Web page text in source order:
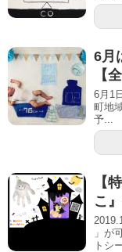
6月
【
6月1
町地
予...
【
こ
」が
トシ